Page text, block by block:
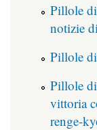
Pillole
notizie
Pillole
Pillole
vittoria
renge-